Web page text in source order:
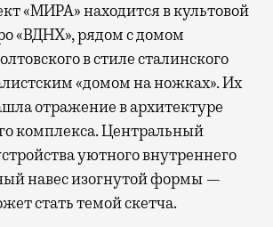
«МИРА» находится в культовой
«ВДНХ», рядом с домом
в стиле сталинского
«домом на ножках». Их
отражение в архитектуре
комплекса. Центральный
уютного внутреннего
навес изогнутой формы —
стать темой скетча.